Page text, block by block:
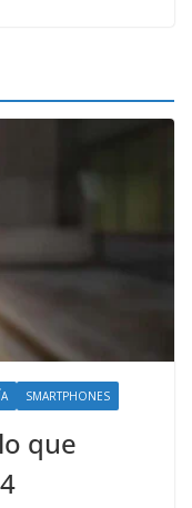
SMARTPHONES
que